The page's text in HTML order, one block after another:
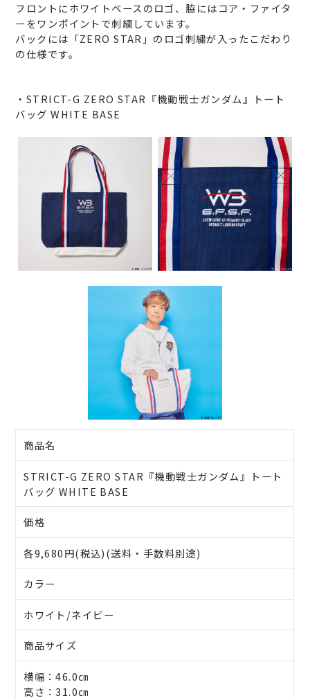
フロントにホワイトベースのロゴ、脇にはコア・ファイタ
ーをワンポイントで刺繍しています。
バックには「ZERO STAR」のロゴ刺繍が入ったこだわり
の仕様です。
・STRICT-G ZERO STAR『機動戦士ガンダム』トート
バッグ WHITE BASE
商品名
STRICT-G ZERO STAR『機動戦士ガンダム』トート
バッグ WHITE BASE
価格
各9,680円(税込)(送料・手数料別途)
カラー
ホワイト/ネイビー
商品サイズ
横幅：46.0㎝
高さ：31.0㎝